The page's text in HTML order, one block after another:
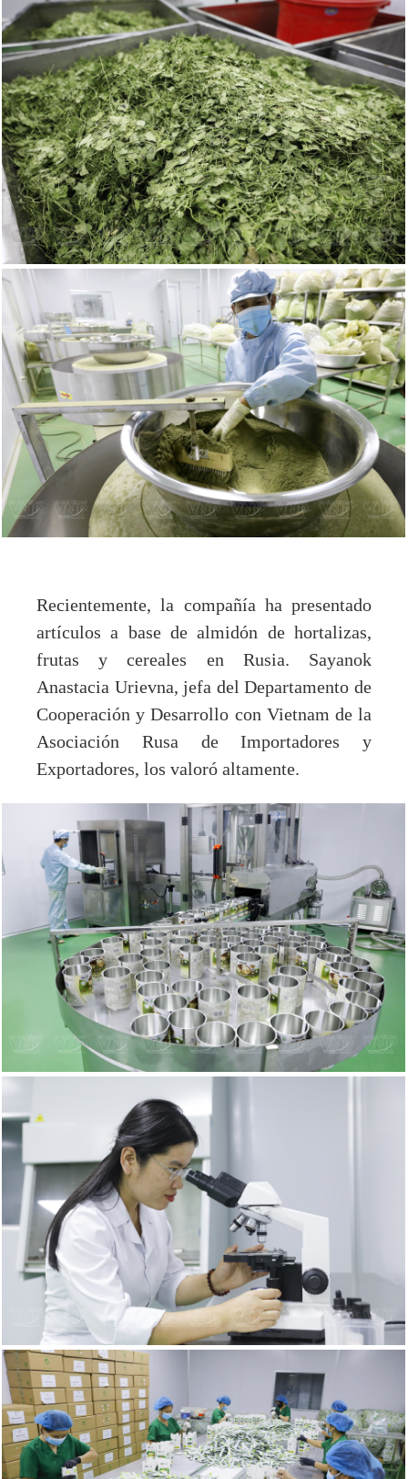
Recientemente, la compañía ha presentado
artículos a base de almidón de hortalizas,
frutas y cereales en Rusia. Sayanok
Anastacia Urievna, jefa del Departamento de
Cooperación y Desarrollo con Vietnam de la
Asociación Rusa de Importadores y
Exportadores, los valoró altamente.